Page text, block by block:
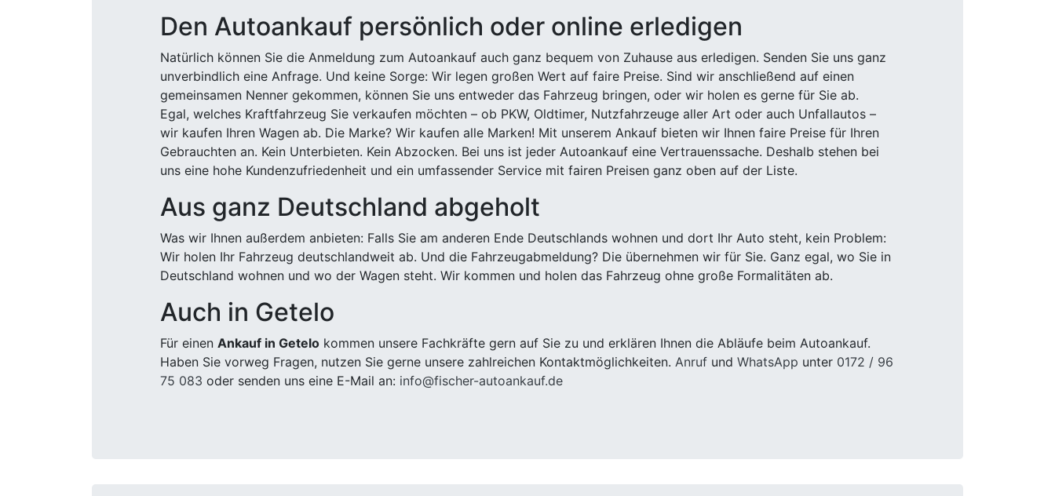
Den Autoankauf persönlich oder online erledigen
Natürlich können Sie die Anmeldung zum Autoankauf auch ganz bequem von Zuhause aus erledigen. Senden Sie uns ganz
unverbindlich eine Anfrage. Und keine Sorge: Wir legen großen Wert auf faire Preise. Sind wir anschließend auf einen
gemeinsamen Nenner gekommen, können Sie uns entweder das Fahrzeug bringen, oder wir holen es gerne für Sie ab.
Egal, welches Kraftfahrzeug Sie verkaufen möchten – ob PKW, Oldtimer, Nutzfahrzeuge aller Art oder auch Unfallautos –
wir kaufen Ihren Wagen ab. Die Marke? Wir kaufen alle Marken! Mit unserem Ankauf bieten wir Ihnen faire Preise für Ihren
Gebrauchten an. Kein Unterbieten. Kein Abzocken. Bei uns ist jeder Autoankauf eine Vertrauenssache. Deshalb stehen bei
uns eine hohe Kundenzufriedenheit und ein umfassender Service mit fairen Preisen ganz oben auf der Liste.
Aus ganz Deutschland abgeholt
Was wir Ihnen außerdem anbieten: Falls Sie am anderen Ende Deutschlands wohnen und dort Ihr Auto steht, kein Problem:
Wir holen Ihr Fahrzeug deutschlandweit ab. Und die Fahrzeugabmeldung? Die übernehmen wir für Sie. Ganz egal, wo Sie in
Deutschland wohnen und wo der Wagen steht. Wir kommen und holen das Fahrzeug ohne große Formalitäten ab.
Auch in Getelo
Für einen Ankauf in Getelo kommen unsere Fachkräfte gern auf Sie zu und erklären Ihnen die Abläufe beim Autoankauf.
Haben Sie vorweg Fragen, nutzen Sie gerne unsere zahlreichen Kontaktmöglichkeiten. Anruf und WhatsApp unter 0172 / 96
75 083 oder senden uns eine E-Mail an: info@fischer-autoankauf.de